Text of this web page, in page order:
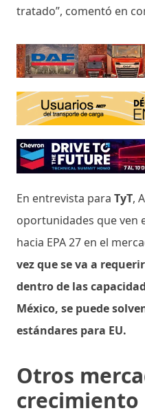
tratado”, comentó en
En entrevista para TyT,
oportunidades que ven
hacia EPA 27 en el
vez que se va a
dentro de las
México, se puede
estándares para EU.
Otros
crecimiento